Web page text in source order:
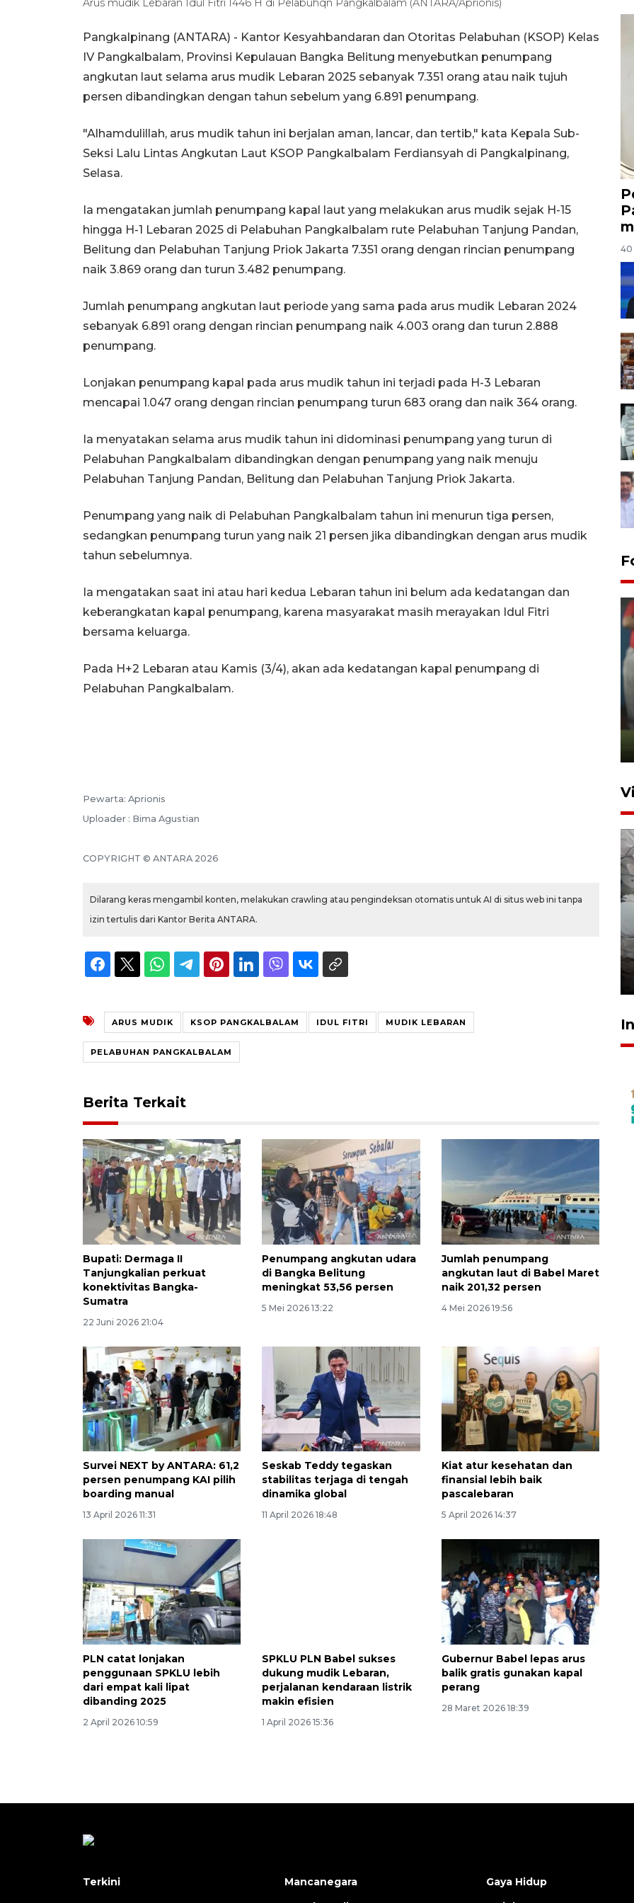
Arus mudik Lebaran Idul Fitri 1446 H di Pelabuhqn Pangkalbalam (ANTARA/Aprionis)
Pangkalpinang (ANTARA) - Kantor Kesyahbandaran dan Otoritas Pelabuhan (KSOP) Kelas
IV Pangkalbalam, Provinsi Kepulauan Bangka Belitung menyebutkan penumpang
angkutan laut selama arus mudik Lebaran 2025 sebanyak 7.351 orang atau naik tujuh
persen dibandingkan dengan tahun sebelum yang 6.891 penumpang.
"Alhamdulillah, arus mudik tahun ini berjalan aman, lancar, dan tertib," kata Kepala Sub-
Seksi Lalu Lintas Angkutan Laut KSOP Pangkalbalam Ferdiansyah di Pangkalpinang,
Selasa.
Ia mengatakan jumlah penumpang kapal laut yang melakukan arus mudik sejak H-15
hingga H-1 Lebaran 2025 di Pelabuhan Pangkalbalam rute Pelabuhan Tanjung Pandan,
Belitung dan Pelabuhan Tanjung Priok Jakarta 7.351 orang dengan rincian penumpang
naik 3.869 orang dan turun 3.482 penumpang.
Jumlah penumpang angkutan laut periode yang sama pada arus mudik Lebaran 2024
sebanyak 6.891 orang dengan rincian penumpang naik 4.003 orang dan turun 2.888
penumpang.
Lonjakan penumpang kapal pada arus mudik tahun ini terjadi pada H-3 Lebaran
mencapai 1.047 orang dengan rincian penumpang turun 683 orang dan naik 364 orang.
Ia menyatakan selama arus mudik tahun ini didominasi penumpang yang turun di
Pelabuhan Pangkalbalam dibandingkan dengan penumpang yang naik menuju
Pelabuhan Tanjung Pandan, Belitung dan Pelabuhan Tanjung Priok Jakarta.
Penumpang yang naik di Pelabuhan Pangkalbalam tahun ini menurun tiga persen,
sedangkan penumpang turun yang naik 21 persen jika dibandingkan dengan arus mudik
tahun sebelumnya.
Ia mengatakan saat ini atau hari kedua Lebaran tahun ini belum ada kedatangan dan
keberangkatan kapal penumpang, karena masyarakat masih merayakan Idul Fitri
bersama keluarga.
Pada H+2 Lebaran atau Kamis (3/4), akan ada kedatangan kapal penumpang di
Pelabuhan Pangkalbalam.
Pewarta: Aprionis
Uploader : Bima Agustian
COPYRIGHT © ANTARA 2026
Dilarang keras mengambil konten, melakukan crawling atau pengindeksan otomatis untuk AI di situs web ini tanpa
izin tertulis dari Kantor Berita ANTARA.
ARUS MUDIK KSOP PANGKALBALAM IDUL FITRI MUDIK LEBARAN
PELABUHAN PANGKALBALAM
Berita Terkait
Bupati: Dermaga II
Tanjungkalian perkuat
konektivitas Bangka-
Sumatra
22 Juni 2026 21:04
Penumpang angkutan udara
di Bangka Belitung
meningkat 53,56 persen
5 Mei 2026 13:22
Jumlah penumpang
angkutan laut di Babel Maret
naik 201,32 persen
4 Mei 2026 19:56
Survei NEXT by ANTARA: 61,2
persen penumpang KAI pilih
boarding manual
13 April 2026 11:31
Seskab Teddy tegaskan
stabilitas terjaga di tengah
dinamika global
11 April 2026 18:48
Kiat atur kesehatan dan
finansial lebih baik
pascalebaran
5 April 2026 14:37
PLN catat lonjakan
penggunaan SPKLU lebih
dari empat kali lipat
dibanding 2025
2 April 2026 10:59
SPKLU PLN Babel sukses
dukung mudik Lebaran,
perjalanan kendaraan listrik
makin efisien
1 April 2026 15:36
Gubernur Babel lepas arus
balik gratis gunakan kapal
perang
28 Maret 2026 18:39
40
Vaksin HPV untuk siswa laki-
laki
2026-08-06 06:30:00
Terkini
Mancanegara
Gaya Hidup